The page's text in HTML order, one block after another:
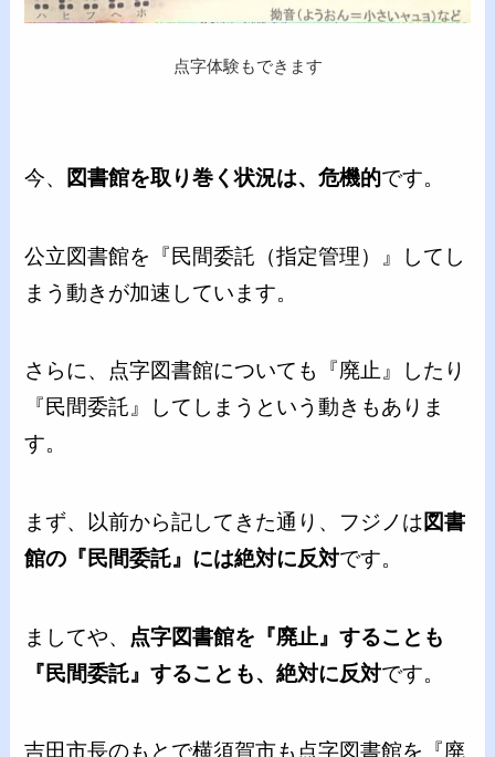
点字体験もできます
今、 図書館を取り巻く状況は、危機的です。
公立図書館を『民間委託（指定管理）』してし
まう動きが加速しています。
さらに、点字図書館についても『廃止』したり
『民間委託』してしまうという動きもありま
す。
まず、以前から記してきた通り、フジノは図書
館の『民間委託』には絶対に反対です。
ましてや、 点字図書館を『廃止』することも
『民間委託』することも、絶対に反対です。
吉田市長のもとで横須賀市も点字図書館を『廃